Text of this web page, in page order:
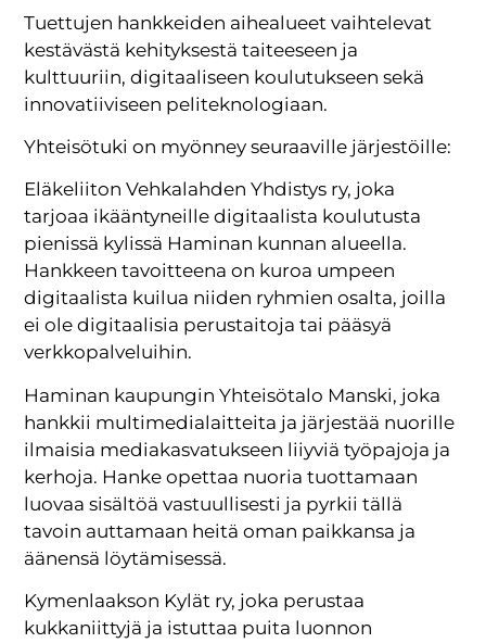
Tuettujen hankkeiden aihealueet vaihtelevat
kestävästä kehityksestä taiteeseen ja
kulttuuriin, digitaaliseen koulutukseen sekä
innovatiiviseen peliteknologiaan.
Yhteisötuki on myönney seuraaville järjestöille:
Eläkeliiton Vehkalahden Yhdistys ry, joka
tarjoaa ikääntyneille digitaalista koulutusta
pienissä kylissä Haminan kunnan alueella.
Hankkeen tavoitteena on kuroa umpeen
digitaalista kuilua niiden ryhmien osalta, joilla
ei ole digitaalisia perustaitoja tai pääsyä
verkkopalveluihin.
Haminan kaupungin Yhteisötalo Manski, joka
hankkii multimedialaitteita ja järjestää nuorille
ilmaisia mediakasvatukseen liiyviä työpajoja ja
kerhoja. Hanke opettaa nuoria tuottamaan
luovaa sisältöä vastuullisesti ja pyrkii tällä
tavoin auttamaan heitä oman paikkansa ja
äänensä löytämisessä.
Kymenlaakson Kylät ry, joka perustaa
kukkaniittyjä ja istuttaa puita luonnon